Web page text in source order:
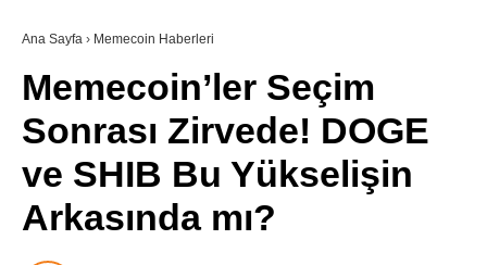
Youtube
TikTok
Pinterest
SÖZLÜK
Ana Sayfa › Memecoin Haberleri
Memecoin’ler Seçim
Sonrası Zirvede! DOGE
ve SHIB Bu Yükselişin
Arkasında mı?